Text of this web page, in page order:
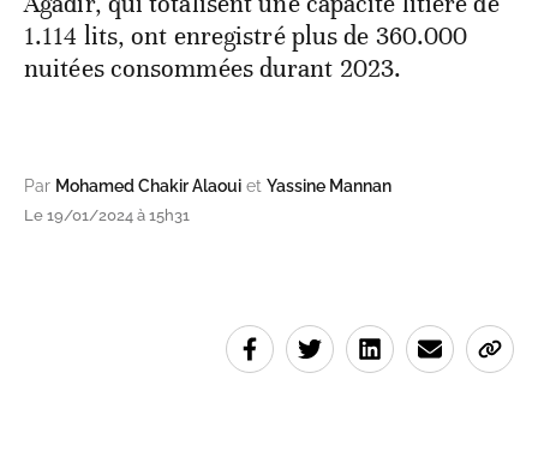
1.114 lits, ont enregistré plus de 360.000
nuitées consommées durant 2023.
Par Mohamed Chakir Alaoui et Yassine Mannan
Le 19/01/2024 à 15h31